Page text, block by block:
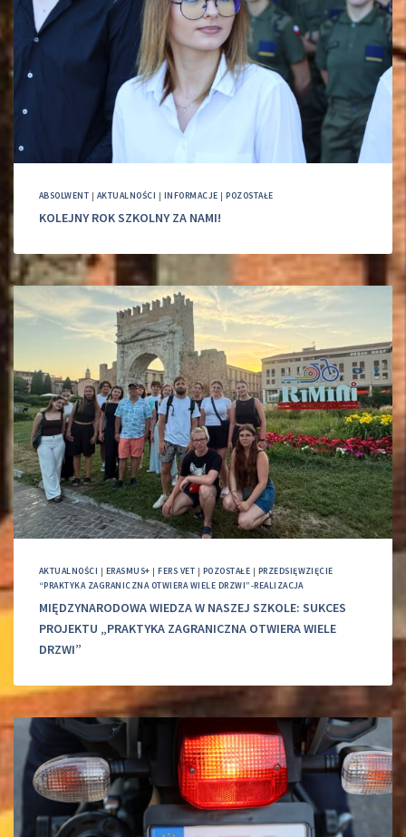
ABSOLWENT | AKTUALNOŚCI | INFORMACJE |POZOSTAŁE
KOLEJNY ROK SZKOLNY ZA NAMI!
AKTUALNOŚCI | ERASMUS+ |FERS VET | POZOSTAŁE | PRZEDSIĘWZIĘCIE
“PRAKTYKA ZAGRANICZNA OTWIERA WIELE DRZWI”-REALIZACJA
MIĘDZYNARODOWA WIEDZA W NASZEJ SZKOLE: SUKCES
PROJEKTU „PRAKTYKA ZAGRANICZNA OTWIERA WIELE
DRZWI”